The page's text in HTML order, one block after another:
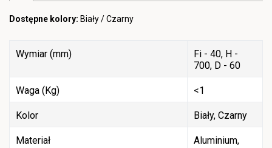
Dostępne kolory: Biały / Czarny
Wymiar (mm)
Fi - 40, H -
700, D - 60
Waga (Kg) <1
Kolor Biały, Czarny
Materiał
Aluminium,